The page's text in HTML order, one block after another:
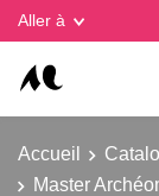
Aller à
Accueil
Master
Gestion des cookies